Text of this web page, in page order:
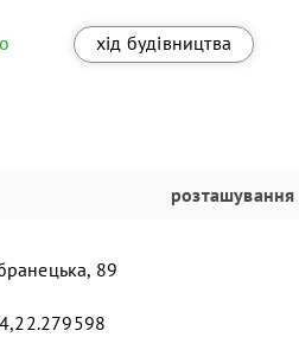
хід будівництва
розташування
89